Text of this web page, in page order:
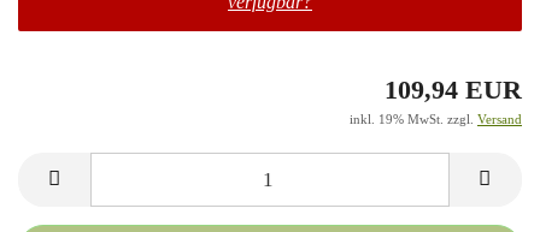
109,94 EUR
inkl. 19% MwSt. zzgl. Versand